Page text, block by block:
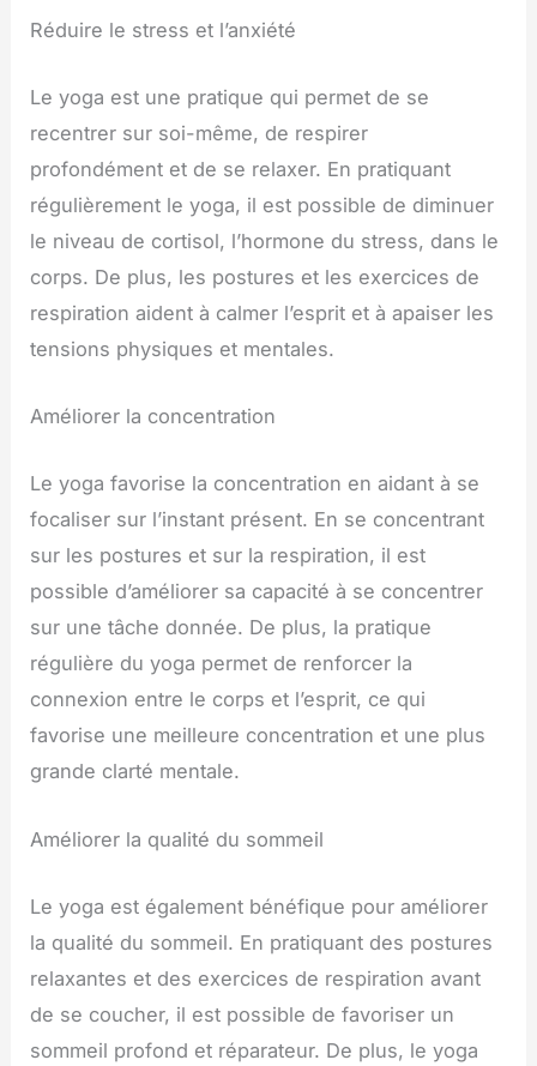
Réduire le stress et l’anxiété
Le yoga est une pratique qui permet de se
recentrer sur soi-même, de respirer
profondément et de se relaxer. En pratiquant
régulièrement le yoga, il est possible de diminuer
le niveau de cortisol, l’hormone du stress, dans le
corps. De plus, les postures et les exercices de
respiration aident à calmer l’esprit et à apaiser les
tensions physiques et mentales.
Améliorer la concentration
Le yoga favorise la concentration en aidant à se
focaliser sur l’instant présent. En se concentrant
sur les postures et sur la respiration, il est
possible d’améliorer sa capacité à se concentrer
sur une tâche donnée. De plus, la pratique
régulière du yoga permet de renforcer la
connexion entre le corps et l’esprit, ce qui
favorise une meilleure concentration et une plus
grande clarté mentale.
Améliorer la qualité du sommeil
Le yoga est également bénéfique pour améliorer
la qualité du sommeil. En pratiquant des postures
relaxantes et des exercices de respiration avant
de se coucher, il est possible de favoriser un
sommeil profond et réparateur. De plus, le yoga